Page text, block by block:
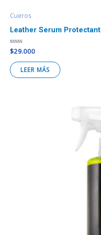
Cueros
Leather Serum Protectant
Valorado
en
0
de
5
$29.000
LEER MÁS